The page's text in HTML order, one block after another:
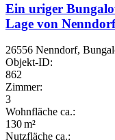
Ein uriger
Lage von
26556 Nenndorf,
Objekt-ID:
862
Zimmer:
3
Wohnfläche ca.:
130 m²
Nutzfläche ca.: